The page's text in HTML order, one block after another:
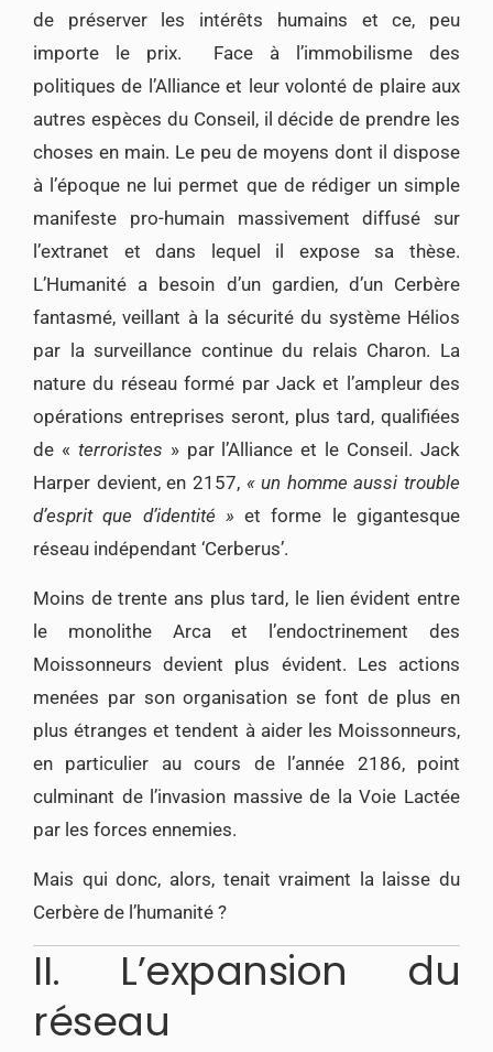
de préserver les intérêts humains et ce, peu
importe le prix. Face à l’immobilisme des
politiques de l’Alliance et leur volonté de plaire aux
autres espèces du Conseil, il décide de prendre les
choses en main. Le peu de moyens dont il dispose
à l’époque ne lui permet que de rédiger un simple
manifeste pro-humain massivement diffusé sur
l’extranet et dans lequel il expose sa thèse.
L’Humanité a besoin d’un gardien, d’un Cerbère
fantasmé, veillant à la sécurité du système Hélios
par la surveillance continue du relais Charon. La
nature du réseau formé par Jack et l’ampleur des
opérations entreprises seront, plus tard, qualifiées
de « terroristes » par l’Alliance et le Conseil. Jack
Harper devient, en 2157, « un homme aussi trouble
d’esprit que d’identité »et forme le gigantesque
réseau indépendant ‘Cerberus’.
Moins de trente ans plus tard, le lien évident entre
le monolithe Arca et l’endoctrinement des
Moissonneurs devient plus évident. Les actions
menées par son organisation se font de plus en
plus étranges et tendent à aider les Moissonneurs,
en particulier au cours de l’année 2186, point
culminant de l’invasion massive de la Voie Lactée
par les forces ennemies.
Mais qui donc, alors, tenait vraiment la laisse du
Cerbère de l’humanité ?
II. L’expansion du
réseau